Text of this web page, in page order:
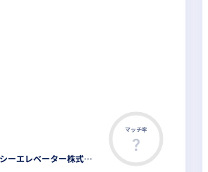
マッチ率
エス・イー・シーエレベーター株式会社